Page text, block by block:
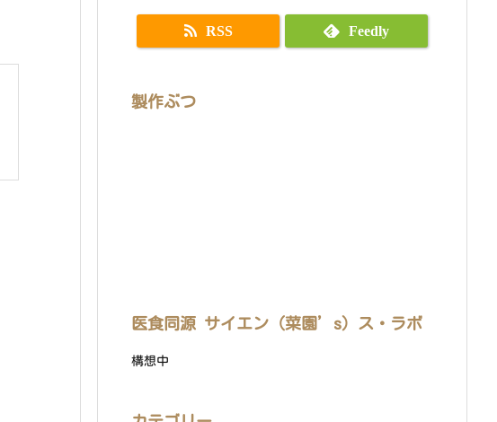
RSS Feedly
製作ぶつ
医食同源 サイエン（菜園’s）ス・ラボ
構想中